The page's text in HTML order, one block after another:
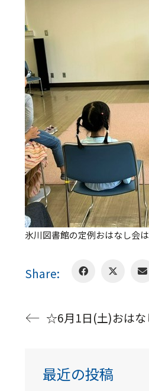
氷川図書館の定例おはなし会
Share:
☆6月1日(土)おは
最近の投稿